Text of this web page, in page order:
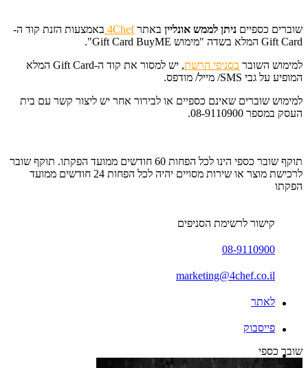
שוברים כספיים ניתן לממש אונליין באתר4Chef באמצעות הזנת קוד ה-
Gift Card המלא בשדה "מימוש Gift Card BuyME".
למימוש השובר בסניפי הרשת
, יש למסור את קוד ה-Gift Card המלא
המופיע על גבי SMS/ מייל/ מודפס.
למימוש שוברים שאינם כספיים או לבירור אחר יש ליצור קשר עם בית
העסק במספר 08-9110900.
תוקף שובר כספי הינו לכל הפחות 60 חודשים ממועד הפקתו. תוקף שובר
לרכישת מוצר או שירות מסויים יהיה לכל הפחות 24 חודשים ממועד
הפקתו
קישור לרשימת הסניפים
08-9110900
marketing@4chef.co.il
לאתר
פייסבוק
שובר כספי